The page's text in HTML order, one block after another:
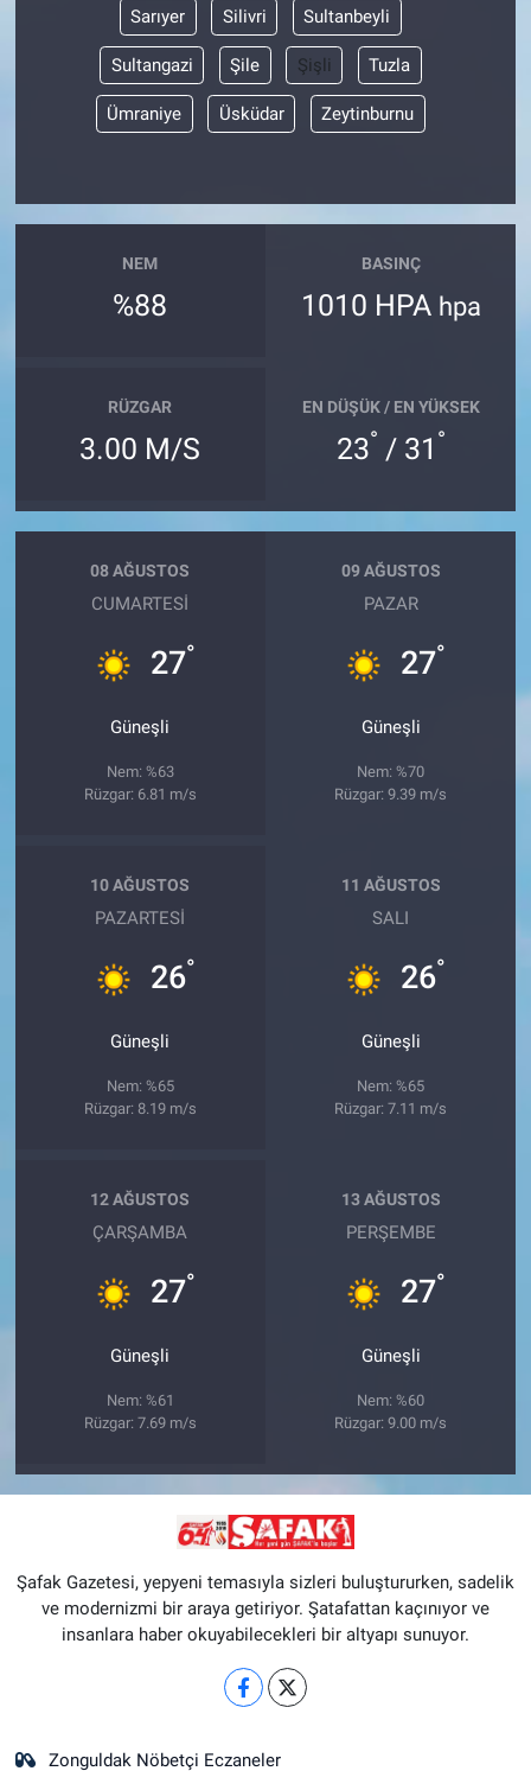
Sarıyer Silivri Sultanbeyli
Sultangazi Şile Şişli Tuzla
Ümraniye Üsküdar Zeytinburnu
NEM
%88
BASINÇ
1010 HPA hpa
RÜZGAR
3.00 M/S
EN DÜŞÜK / EN YÜKSEK
23° / 31 °
08 AĞUSTOS
CUMARTESI
27°
Güneşli
Nem: %63
Rüzgar: 6.81 m/s
09 AĞUSTOS
PAZAR
27°
Güneşli
Nem: %70
Rüzgar: 9.39 m/s
10 AĞUSTOS
PAZARTESI
26°
Güneşli
Nem: %65
Rüzgar: 8.19 m/s
11 AĞUSTOS
SALI
26°
Güneşli
Nem: %65
Rüzgar: 7.11 m/s
12 AĞUSTOS
ÇARŞAMBA
27°
Güneşli
Nem: %61
Rüzgar: 7.69 m/s
13 AĞUSTOS
PERŞEMBE
27°
Güneşli
Nem: %60
Rüzgar: 9.00 m/s
Şafak Gazetesi, yepyeni temasıyla sizleri buluştururken, sadelik
ve modernizmi bir araya getiriyor. Şatafattan kaçınıyor ve
insanlara haber okuyabilecekleri bir altyapı sunuyor.
Zonguldak Nöbetçi Eczaneler